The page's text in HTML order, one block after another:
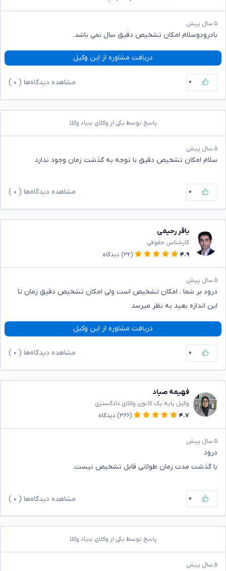
۵ سال پیش
بادرودوسلام امکان تشخیص دقیق سال نمی باشد.
دریافت مشاوره از این وکیل
۰ مشاهده دیدگاه‌ها ( ۰
پاسخ توسط یکی از وکلای بنیاد وکلا
۵ سال پیش
سلام امکان تشخیص دقیق با توجه به گذشت زمان وجود ندارد
۰ مشاهده دیدگاه‌ها ( ۰
باقر رحیمی
کارشناس حقوقی
۴.۹
(۳۲) دیدگاه
۵ سال پیش
درود بر شما . امکان تشخیص است ولی امکان تشخیص دقیق زمان تا
این اندازه بعید به نظر میرسد
دریافت مشاوره از این وکیل
۰ مشاهده دیدگاه‌ها ( ۰
فهیمه صیاد
وکیل پایه یک کانون وکلای دادگستری
۴.۷
(۳۶۶) دیدگاه
۵ سال پیش
درود
با گذشت مدت زمان طولانی قابل تشخیص نیست.
۰ مشاهده دیدگاه‌ها ( ۰
پاسخ توسط یکی از وکلای بنیاد وکلا
۵ سال پیش